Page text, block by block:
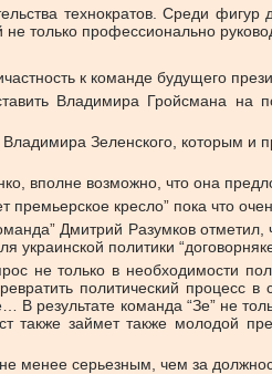
технократов. Среди
только профессионально
к команде будущего
Владимира Гройсмана на
Зеленского, которым и
вполне возможно, что она
кресло” пока что
Дмитрий Разумков
украинской политики
не только в необходимости
политический процесс
В результате команда “Зе” не
также займет также молодой
менее серьезным, чем за